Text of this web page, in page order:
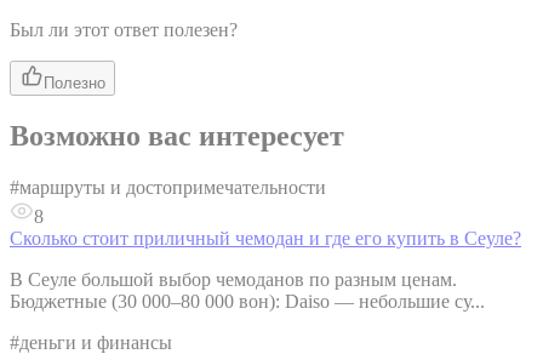
Был ли этот ответ полезен?
Полезно
Возможно вас интересует
#маршруты и достопримечательности
8
Сколько стоит приличный чемодан и где его купить в Сеуле?
В Сеуле большой выбор чемоданов по разным ценам.
Бюджетные (30 000–80 000 вон): Daiso — небольшие су...
#деньги и финансы